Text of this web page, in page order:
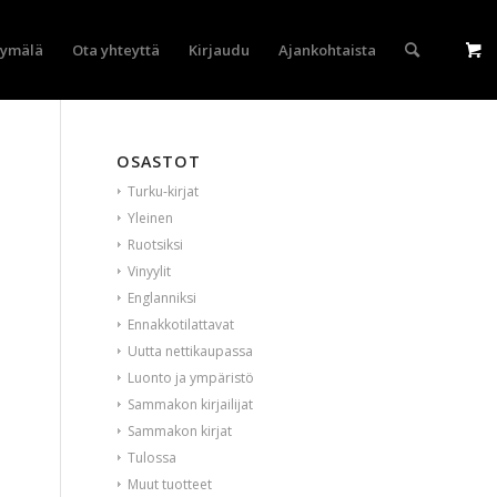
Ota yhteyttä Kirjaudu Ajankohtaista
OSASTOT
Turku-kirjat
Yleinen
Ruotsiksi
Vinyylit
Englanniksi
Ennakkotilattavat
Uutta nettikaupassa
Luonto ja ympäristö
Sammakon kirjailijat
Sammakon kirjat
Tulossa
Muut tuotteet